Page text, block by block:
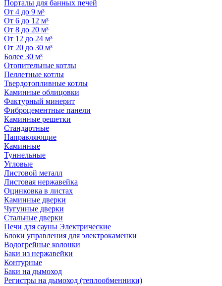
Порталы для банных печей
От 4 до 9 м³
От 6 до 12 м³
От 8 до 20 м³
От 12 до 24 м³
От 20 до 30 м³
Более 30 м³
Отопительные котлы
Пеллетные котлы
Твердотопливные котлы
Каминные облицовки
Фактурный минерит
Фиброцементные панели
Каминные решетки
Стандартные
Направляющие
Каминные
Туннельные
Угловые
Листовой металл
Листовая нержавейка
Оцинковка в листах
Каминные дверки
Чугунные дверки
Стальные дверки
Печи для сауны Электрические
Блоки управления для электрокаменки
Водогрейные колонки
Баки из нержавейки
Контурные
Баки на дымоход
Регистры на дымоход (теплообменники)